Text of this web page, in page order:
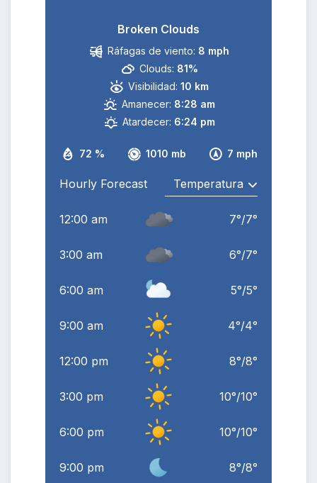
Broken Clouds
72 % 1010 mb 7 mph
Ráfagas de viento: 8 mph
Clouds: 81%
Visibilidad: 10 km
Amanecer: 8:28 am
Atardecer: 6:24 pm
Hourly Forecast
12:00 am 7°/7°
3:00 am 6°/7°
6:00 am 5°/5°
9:00 am 4°/4°
12:00 pm 8°/8°
3:00 pm 10°/10°
6:00 pm 10°/10°
9:00 pm 8°/8°